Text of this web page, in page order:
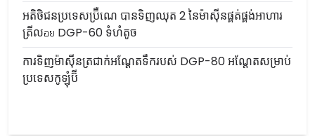
អតិថិជនប្រទេសប្រ៊ឺណេ បានទិញឈុត 2 នៃម៉ាស៊ីនផ្គត់ផ្គង់អាហារ
ត្រីលอย DGP-60 ទំហំតូច
ការទិញម៉ាស៊ីនត្រជាក់អណ្តែតទឹករបស់ DGP-80 អណ្តែតសម្រាប់
ប្រទេសកូឡុំប៊ី